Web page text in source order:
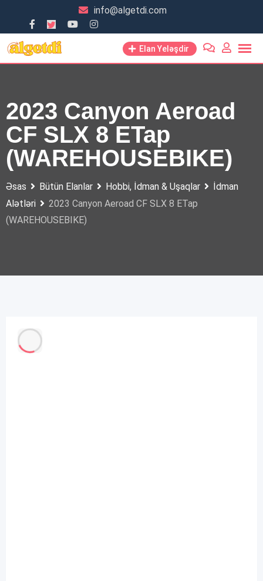
content
info@algetdi.com
Elan Yeləşdir
2023 Canyon Aeroad
CF SLX 8 ETap
(WAREHOUSEBIKE)
Əsas Bütün Elanlar Hobbi, İdman & Uşaqlar
İdman
Alətləri
2023 Canyon Aeroad CF SLX 8 ETap
(WAREHOUSEBIKE)